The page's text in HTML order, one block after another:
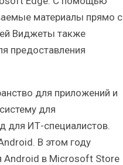
материалы прямо с
Виджеты также
предоставления
для приложений и
для
для ИТ-специалистов.
В этом году
Android в Microsoft Store